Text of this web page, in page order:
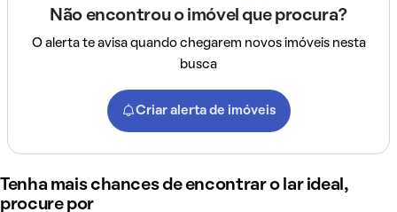
Não encontrou o imóvel que procura?
O alerta te avisa quando chegarem novos imóveis nesta
busca
Criar alerta de imóveis
Tenha mais chances de encontrar o lar ideal,
procure por